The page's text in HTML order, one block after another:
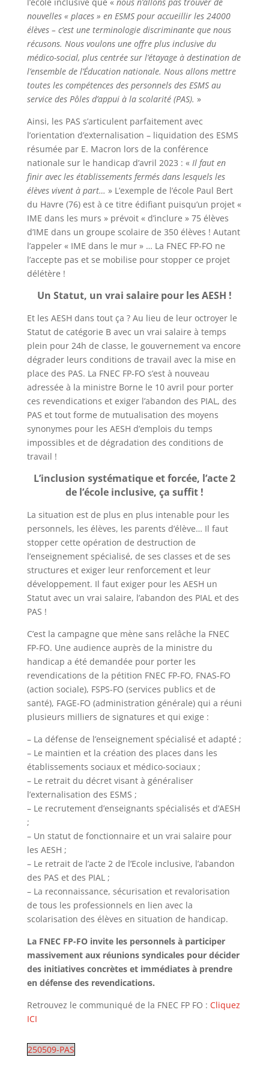
nouvelles « places » en ESMS pour accueillir les 24000
élèves – c’est une terminologie discriminante que nous
récusons. Nous voulons une offre plus inclusive du
médico-social, plus centrée sur l’étayage à destination de
l’ensemble de l’Éducation nationale. Nous allons mettre
toutes les compétences des personnels des ESMS au
service des Pôles d’appui à la scolarité (PAS). »
Ainsi, les PAS s’articulent parfaitement avec
l’orientation d’externalisation – liquidation des ESMS
résumée par E. Macron lors de la conférence
nationale sur le handicap d’avril 2023 : « Il faut en
finir avec les établissements fermés dans lesquels les
élèves vivent à part… » L’exemple de l’école Paul Bert
du Havre (76) est à ce titre édifiant puisqu’un projet «
IME dans les murs » prévoit « d’inclure » 75 élèves
d’IME dans un groupe scolaire de 350 élèves ! Autant
l’appeler « IME dans le mur » … La FNEC FP-FO ne
l’accepte pas et se mobilise pour stopper ce projet
délétère !
Un Statut, un vrai salaire pour les AESH !
Et les AESH dans tout ça ? Au lieu de leur octroyer le
Statut de catégorie B avec un vrai salaire à temps
plein pour 24h de classe, le gouvernement va encore
dégrader leurs conditions de travail avec la mise en
place des PAS. La FNEC FP-FO s’est à nouveau
adressée à la ministre Borne le 10 avril pour porter
ces revendications et exiger l’abandon des PIAL, des
PAS et tout forme de mutualisation des moyens
synonymes pour les AESH d’emplois du temps
impossibles et de dégradation des conditions de
travail !
L’inclusion systématique et forcée, l’acte 2
de l’école inclusive, ça suffit !
La situation est de plus en plus intenable pour les
personnels, les élèves, les parents d’élève… Il faut
stopper cette opération de destruction de
l’enseignement spécialisé, de ses classes et de ses
structures et exiger leur renforcement et leur
développement. Il faut exiger pour les AESH un
Statut avec un vrai salaire, l’abandon des PIAL et des
PAS !
C’est la campagne que mène sans relâche la FNEC
FP-FO. Une audience auprès de la ministre du
handicap a été demandée pour porter les
revendications de la pétition FNEC FP-FO, FNAS-FO
(action sociale), FSPS-FO (services publics et de
santé), FAGE-FO (administration générale) qui a réuni
plusieurs milliers de signatures et qui exige :
– La défense de l’enseignement spécialisé et adapté ;
– Le maintien et la création des places dans les
établissements sociaux et médico-sociaux ;
– Le retrait du décret visant à généraliser
l’externalisation des ESMS ;
– Le recrutement d’enseignants spécialisés et d’AESH
;
– Un statut de fonctionnaire et un vrai salaire pour
les AESH ;
– Le retrait de l’acte 2 de l’Ecole inclusive, l’abandon
des PAS et des PIAL ;
– La reconnaissance, sécurisation et revalorisation
de tous les professionnels en lien avec la
scolarisation des élèves en situation de handicap.
La FNEC FP-FO invite les personnels à participer
massivement aux réunions syndicales pour décider
des initiatives concrètes et immédiates à prendre
en défense des revendications.
Retrouvez le communiqué de la FNEC FP FO : Cliquez
ICI
250509-PAS